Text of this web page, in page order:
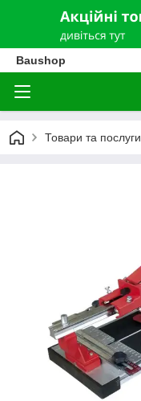
Baushop
Товари та послуги